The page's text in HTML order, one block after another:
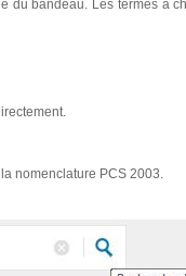
du bandeau. Les termes à
nomenclature PCS 2003.